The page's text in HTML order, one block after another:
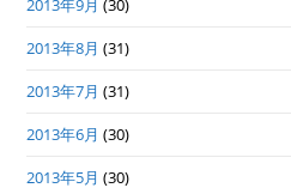
2013年9月 (30)
2013年8月 (31)
2013年7月 (31)
2013年6月 (30)
2013年5月 (30)